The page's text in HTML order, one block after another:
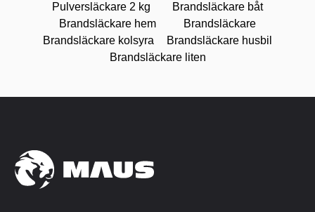
Pulversläckare 2 kg
Brandsläckare båt
Brandsläckare hem
Brandsläckare
Brandsläckare kolsyra
Brandsläckare husbil
Brandsläckare liten